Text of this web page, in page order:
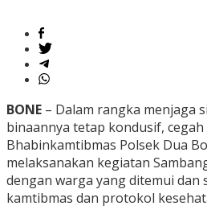
BONE – Dalam rangka menjaga
binaannya tetap kondusif,
Bhabinkamtibmas Polsek Dua
melaksanakan kegiatan
dengan warga yang ditemui dan
kamtibmas dan protokol